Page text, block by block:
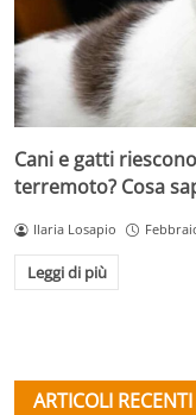
Cani e gatti
terremoto? Cosa
Ilaria Losapio
Leggi di più
ARTICOLI RECENTI